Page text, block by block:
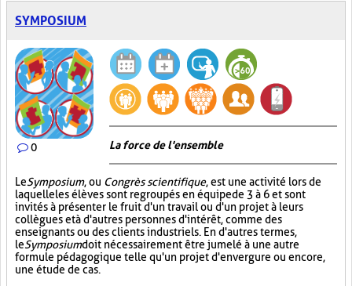
SYMPOSIUM
0 La force de l'ensemble
LeSymposium, ou Congrès scientifique, est une activité lors de
laquelle les élèves sont regroupés en équipe de 3 à 6 et sont
invités à présenter le fruit d'un travail ou d'un projet à leurs
collègues et à d'autres personnes d'intérêt, comme des
enseignants ou des clients industriels. En d'autres termes,
leSymposiumdoit nécessairement être jumelé à une autre
formule pédagogique telle qu'un projet d'envergure ou encore,
une étude de cas.